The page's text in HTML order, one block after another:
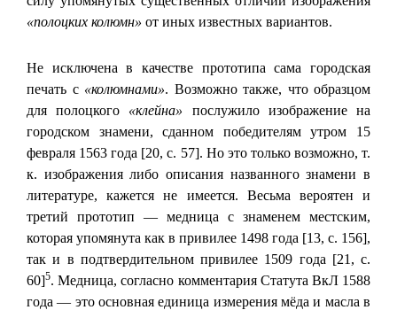
«полоцких колюмн» от иных известных вариантов.
Не исключена в качестве прототипа сама городская
печать с «колюмнами». Возможно также, что образцом
для полоцкого «клейна» послужило изображение на
городском знамени, сданном победителям утром 15
февраля 1563 года [20, с. 57]. Но это только возможно, т.
к. изображения либо описания названного знамени в
литературе, кажется не имеется. Весьма вероятен и
третий прототип — медница с знаменем местским,
которая упомянута как в привилее 1498 года [13, с. 156],
так и в подтвердительном привилее 1509 года [21, с.
60]5. Медница, согласно комментария Статута ВкЛ 1588
года — это основная единица измерения мёда и масла в